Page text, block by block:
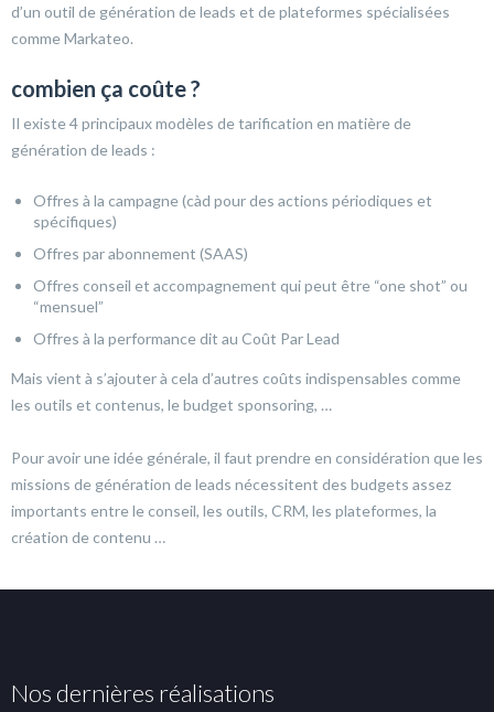
d’un outil de génération de leads et de plateformes spécialisées
comme Markateo.
combien ça coûte ?
Il existe 4 principaux modèles de tarification en matière de
génération de leads :
Offres à la campagne (càd pour des actions périodiques et
spécifiques)
Offres par abonnement (SAAS)
Offres conseil et accompagnement qui peut être “one shot” ou
“mensuel”
Offres à la performance dit au Coût Par Lead
Mais vient à s’ajouter à cela d’autres coûts indispensables comme
les outils et contenus, le budget sponsoring, …
Pour avoir une idée générale, il faut prendre en considération que les
missions de génération de leads nécessitent des budgets assez
importants entre le conseil, les outils, CRM, les plateformes, la
création de contenu …
Nos dernières réalisations